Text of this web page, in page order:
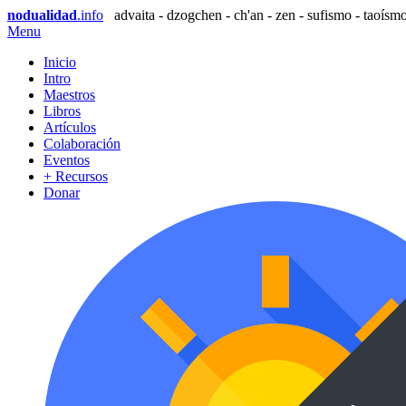
nodualidad.info
advaita - dzogchen - ch'an - zen - sufismo -
Menu
Inicio
Intro
Maestros
Libros
Artículos
Colaboración
Eventos
+ Recursos
Donar